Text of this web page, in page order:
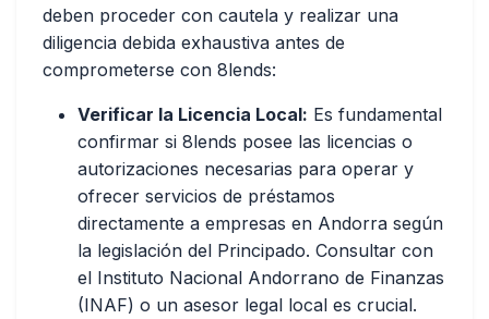
deben proceder con cautela y realizar una
diligencia debida exhaustiva antes de
comprometerse con 8lends:
Verificar la Licencia Local: Es fundamental
confirmar si 8lends posee las licencias o
autorizaciones necesarias para operar y
ofrecer servicios de préstamos
directamente a empresas en Andorra según
la legislación del Principado. Consultar con
el Instituto Nacional Andorrano de Finanzas
(INAF) o un asesor legal local es crucial.